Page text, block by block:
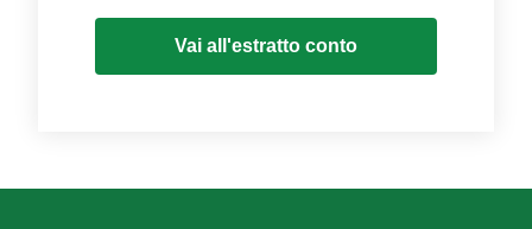
Vai all'estratto conto